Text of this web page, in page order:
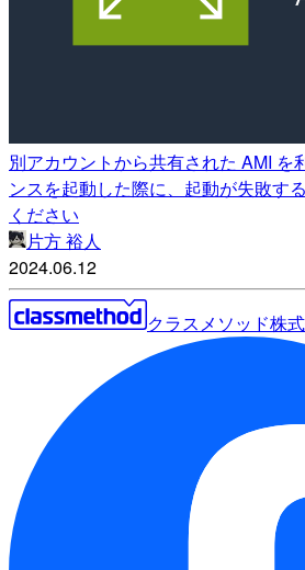
別アカウントから共有された AMI を
ンスを起動した際に、起動が失敗す
ください
片方 裕人
2024.06.12
クラスメソッド株